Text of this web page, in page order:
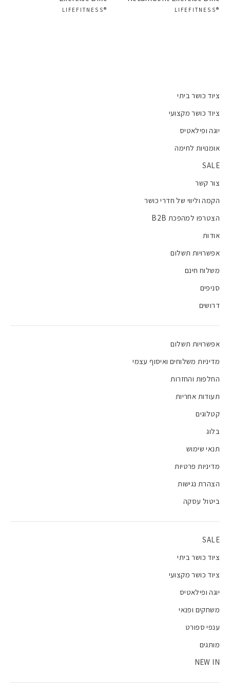
®LIFEFITNESS
®LIFEFITNESS
ציוד כושר ביתי
ציוד כושר מקצועי
יוגה ופילאטיס
אומנויות לחימה
SALE
צור קשר
הקמה וליווי של חדרי כושר
הצטרפו למהפכת B2B
אודות
אפשרויות תשלום
משלוח חינם
סניפים
דרושים
אפשרויות תשלום
מדיניות משלוחים ואיסוף עצמי
החלפות והחזרות
תעודות אחריות
קטלוגים
בלוג
תנאי שימוש
מדיניות פרטיות
הצהרת נגישות
ביטול עסקה
SALE
ציוד כושר ביתי
ציוד כושר מקצועי
יוגה ופילאטיס
משחקים ופנאי
ענפי ספורט
מותגים
NEW IN